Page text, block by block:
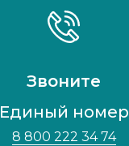
Звоните
Единый номер
8 800 222 34 74